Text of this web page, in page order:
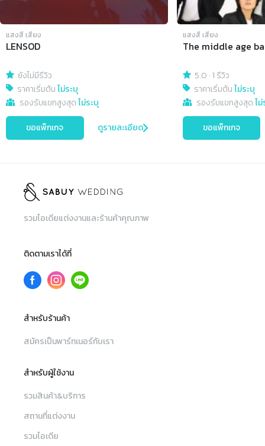
แสงสี เสียง
LENSOD
ยังไม่มีรีวิว
ราคาเริ่มต้นไม่ระบุ
รองรับแขกสูงสุดไม่ระบุ
ขอแพ็กเกจ ดูรายละเอียด
แสงสี เสียง
The middle age
5.0 ·1 รีวิว
ราคาเริ่มต้นไม่ระบุ
รองรับแขกสูงสุดไ
ขอแพ็กเกจ
รวมไอเดียแต่งงานและร้านค้าคุณภาพ
ติดตามเราได้ที่
สำหรับร้านค้า
สมัครเป็นพาร์ทเนอร์กับเรา
สำหรับผู้ใช้งาน
รวมสินค้า&บริการ
สถานที่แต่งงาน
รวมไอเดีย